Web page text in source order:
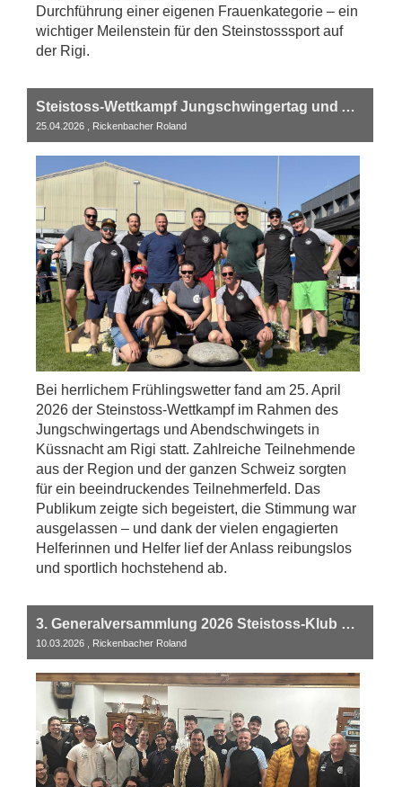
Durchführung einer eigenen Frauenkategorie – ein
wichtiger Meilenstein für den Steinstosssport auf
der Rigi.
Steistoss-Wettkampf Jungschwingertag und Abendschwinget Küssnacht am Rigi 2026
25.04.2026 , Rickenbacher Roland
Bei herrlichem Frühlingswetter fand am 25. April
2026 der Steinstoss-Wettkampf im Rahmen des
Jungschwingertags und Abendschwingets in
Küssnacht am Rigi statt. Zahlreiche Teilnehmende
aus der Region und der ganzen Schweiz sorgten
für ein beeindruckendes Teilnehmerfeld. Das
Publikum zeigte sich begeistert, die Stimmung war
ausgelassen – und dank der vielen engagierten
Helferinnen und Helfer lief der Anlass reibungslos
und sportlich hochstehend ab.
3. Generalversammlung 2026 Steistoss-Klub Küssnacht am Rigi
10.03.2026 , Rickenbacher Roland